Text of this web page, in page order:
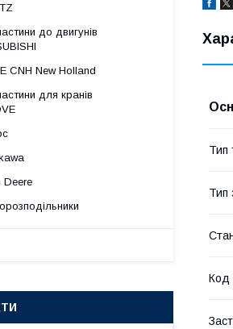
Тип
Тип
Код
до двигунів
CNH New Holland
для кранів
Deere